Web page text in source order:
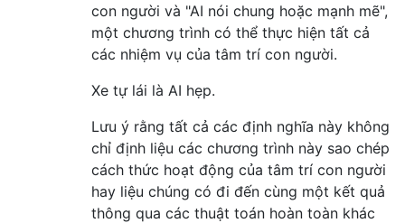
con người và "AI nói chung hoặc mạnh mẽ",
một chương trình có thể thực hiện tất cả
các nhiệm vụ của tâm trí con người.
Xe tự lái là AI hẹp.
Lưu ý rằng tất cả các định nghĩa này không
chỉ định liệu các chương trình này sao chép
cách thức hoạt động của tâm trí con người
hay liệu chúng có đi đến cùng một kết quả
thông qua các thuật toán hoàn toàn khác